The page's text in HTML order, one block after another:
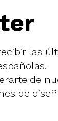
las
de
de